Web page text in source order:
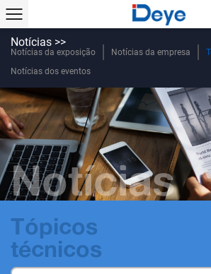
Notícias >>
Notícias da exposição Notícias da empresa
Notícias dos eventos
Notícias
Tópicos
técnicos